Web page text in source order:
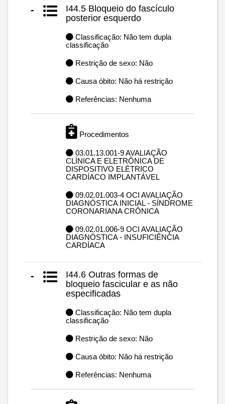
-
I44.5 Bloqueio do fascículo
posterior esquerdo
Classificação: Não tem dupla
classificação
Restrição de sexo: Não
Causa óbito: Não há restrição
Referências: Nenhuma
Procedimentos
03.01.13.001-9 AVALIAÇÃO
CLÍNICA E ELETRÔNICA DE
DISPOSITIVO ELÉTRICO
CARDÍACO IMPLANTÁVEL
09.02.01.003-4 OCI AVALIAÇÃO
DIAGNÓSTICA INICIAL - SÍNDROME
CORONARIANA CRÔNICA
09.02.01.006-9 OCI AVALIAÇÃO
DIAGNÓSTICA - INSUFICIÊNCIA
CARDÍACA
-
I44.6 Outras formas de
bloqueio fascicular e as não
especificadas
Classificação: Não tem dupla
classificação
Restrição de sexo: Não
Causa óbito: Não há restrição
Referências: Nenhuma